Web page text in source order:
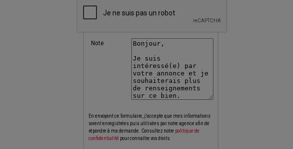
Note
En envoyant ce formulaire, j’accepte que mes informations
soient enregistrées puis utilisées par notre agence afin de
répondre à ma demande. Consultez notre politique de
confidentialité pour connaître vos droits.